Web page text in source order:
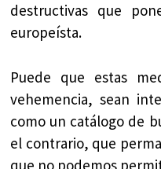
destructivas que
europeísta.
Puede que estas
vehemencia, sean
como un catálogo de
el contrario, que
que no podemos